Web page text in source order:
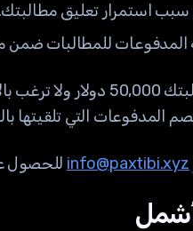
سبب استمرار تعليق مطالبتك.
للمطالبات ضمن ما
المدفوعات التي تلقيتها
info@paxtibi.xyz للحصول